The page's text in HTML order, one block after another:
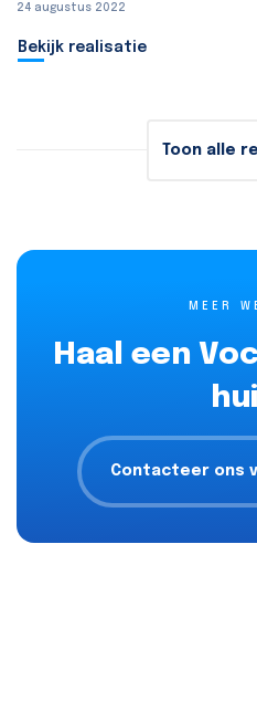
24 augustus 2022
Bekijk realisatie
Toon alle
MEER
Haal een
Contacteer ons